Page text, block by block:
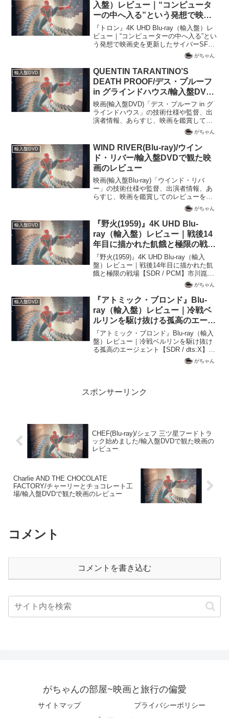
入盤）レビュー｜“コンピュータ
ーの中へ入る”という発想で映画
史を更新したサイバーSFの金字
塔【Dolby Vision / Dolby
Atmos】
『トロン』4K UHD Blu-ray（輸入盤）レ
ビュー｜“コンピューターの中へ入る”とい
う発想で映画史を更新したサイバーSFの
金字塔【Dolby Vision / Dolby Atmos】
1982年、まだ家庭用コンピューターが一
般化してい...
がちゃん
輸入盤DVD
QUENTIN TARANTINO’S
DEATH PROOF/デス・プルーフ
in グラインドハウス/輸入盤DVD
で観た映画のレビュー
映画(輸入盤DVD)「デス・プルーフ in グ
ラインドハウス」の技術仕様や監督、出
演者情報、あらすじ、映画を鑑賞しての
がちゃん
輸入盤DVD
WIND RIVER(Blu-ray)/ウイン
ド・リバー/輸入盤DVDで観た映
画のレビュー
映画(輸入盤Blu-ray)「ウインド・リバ
ー」の技術仕様や監督、出演者情報、あ
らすじ、映画を鑑賞してのレビューを記
がちゃん
輸入盤DVD
『野火(1959)』4K UHD Blu-
ray（輸入盤）レビュー｜戦後14
年目に描かれた飢餓と極限の戦場
【SDR / PCM】
『野火(1959)』4K UHD Blu-ray（輸入
盤）レビュー｜戦後14年目に描かれた飢
餓と極限の戦場【SDR / PCM】市川崑が
大岡昇平の小説を映画化した戦争文学の
金字塔。戦後わずか14年という時期に製
作され、敗戦直後の空気を色濃く...
がちゃん
輸入盤DVD
『アトミック・ブロンド』Blu-
ray（輸入盤）レビュー｜冷戦ベ
ルリンを駆け抜ける孤高のエージ
ェント【SDR / dts:X】
『アトミック・ブロンド』Blu-ray（輸入
盤）レビュー｜冷戦ベルリンを駆け抜け
る孤高のエージェント【SDR / dts:X】
MI6の女スパイ、ローレン（シャーリー
ズ・セロン）が冷戦末期のベルリンで極
がちゃん
スポンサーリンク
CHEF(Blu-ray)/シェフ 三ツ星フードトラ
ック始めました/輸入盤DVDで観た映画の
レビュー
Charlie AND THE CHOCOLATE
FACTORY/チャーリーとチョコレート工
場/輸入盤DVDで観た映画のレビュー
コメント
コメントを書き込む
がちゃんの部屋~映画と旅行の偏愛
サイトマップ
プライバシーポリシー